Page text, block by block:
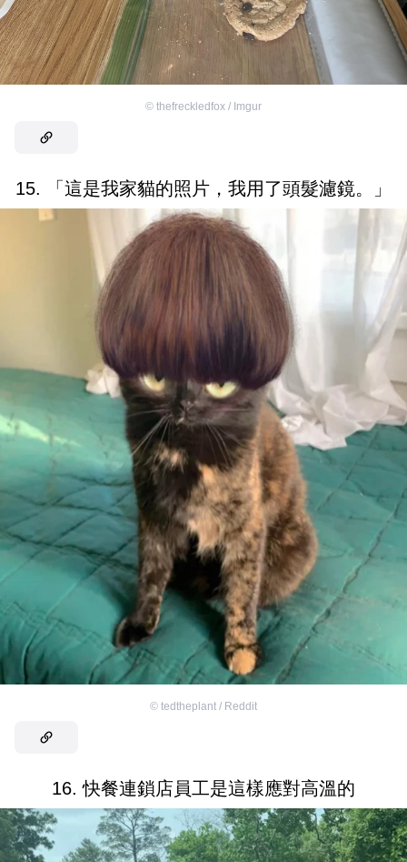
© thefreckledfox / Imgur
15. 「這是我家貓的照片，我用了頭髮濾鏡。」
© tedtheplant / Reddit
16. 快餐連鎖店員工是這樣應對高溫的